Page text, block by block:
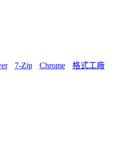
7-Zip Chrome 格式工廠